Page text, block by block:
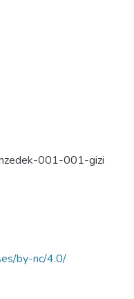
001-001-gizi
by-nc/4.0/